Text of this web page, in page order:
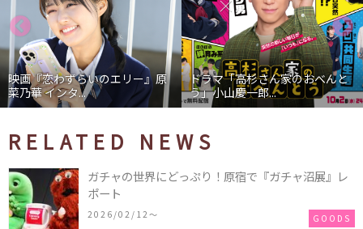
映画『恋わずらいのエリー』原
菜乃華 インタ...
ドラマ「高杉さん家のおべんと
う」小山慶一郎...
RELATED NEWS
ガチャの世界にどっぷり！原宿で『ガチャ沼展』レ
ポート
2026/02/12〜 GOODS